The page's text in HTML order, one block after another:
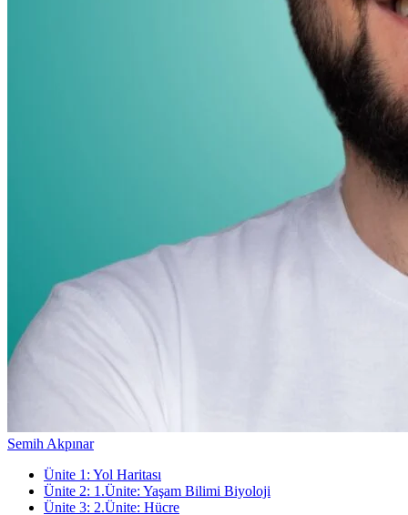
Semih Akpınar
Ünite 1 : Yol Haritası
Ünite 2: 1.Ünite: Yaşam Bilimi Biyoloji
Ünite 3: 2.Ünite: Hücre